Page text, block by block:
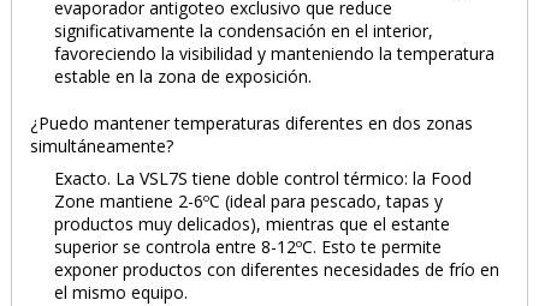
evaporador antigoteo exclusivo que reduce
significativamente la condensación en el interior,
favoreciendo la visibilidad y manteniendo la temperatura
estable en la zona de exposición.
¿Puedo mantener temperaturas diferentes en dos zonas
simultáneamente?
Exacto. La VSL7S tiene doble control térmico: la Food
Zone mantiene 2-6ºC (ideal para pescado, tapas y
productos muy delicados), mientras que el estante
superior se controla entre 8-12ºC. Esto te permite
exponer productos con diferentes necesidades de frío en
el mismo equipo.